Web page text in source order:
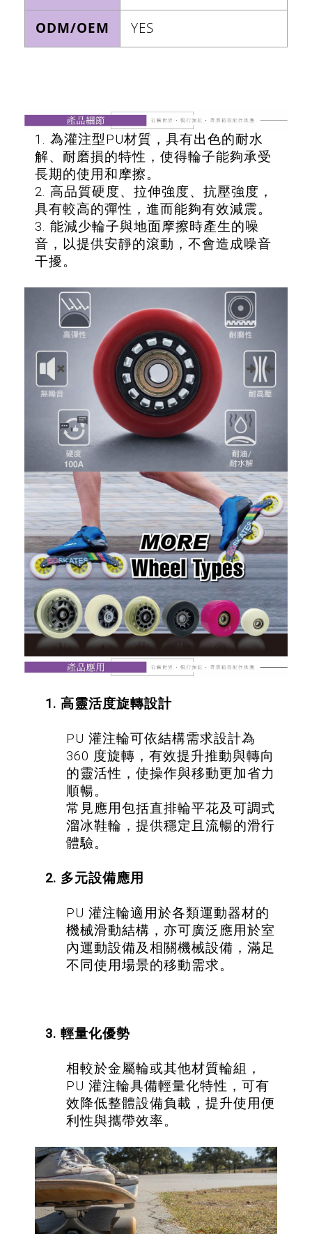
ODM/OEM YES
1. 為灌注型PU材質，具有出色的耐水
解、耐磨損的特性，使得輪子能夠承受
長期的使用和摩擦。
2. 高品質硬度、拉伸強度、抗壓強度，
具有較高的彈性，進而能夠有效減震。
3. 能減少輪子與地面摩擦時產生的噪
音，以提供安靜的滾動，不會造成噪音
干擾。
1. 高靈活度旋轉設計
PU 灌注輪可依結構需求設計為
360 度旋轉，有效提升推動與轉向
的靈活性，使操作與移動更加省力
順暢。
常見應用包括直排輪平花及可調式
溜冰鞋輪，提供穩定且流暢的滑行
體驗。
2. 多元設備應用
PU 灌注輪適用於各類運動器材的
機械滑動結構，亦可廣泛應用於室
內運動設備及相關機械設備，滿足
不同使用場景的移動需求。
3. 輕量化優勢
相較於金屬輪或其他材質輪組，
PU 灌注輪具備輕量化特性，可有
效降低整體設備負載，提升使用便
利性與攜帶效率。